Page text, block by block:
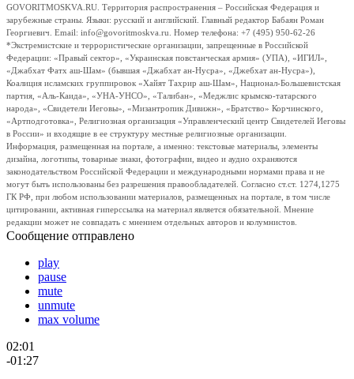
GOVORITMOSKVA.RU. Территория распространения – Российская Федерация и
зарубежные страны. Языки: русский и английский. Главный редактор Бабаян Роман
Георгиевич. Email: info@govoritmoskva.ru. Номер телефона: +7 (495) 950-62-26
*Экстремистские и террористические организации, запрещенные в Российской
Федерации: «Правый сектор», «Украинская повстанческая армия» (УПА), «ИГИЛ»,
«Джабхат Фатх аш-Шам» (бывшая «Джабхат ан-Нусра», «Джебхат ан-Нусра»),
Коалиция исламских группировок «Хайят Тахрир аш-Шам», Национал-Большевистская
партия, «Аль-Каида», «УНА-УНСО», «Талибан», «Меджлис крымско-татарского
народа», «Свидетели Иеговы», «Мизантропик Дивижн», «Братство» Корчинского,
«Артподготовка», Религиозная организация «Управленческий центр Свидетелей Иеговы
в России» и входящие в ее структуру местные религиозные организации.
Информация, размещенная на портале, а именно: текстовые материалы, элементы
дизайна, логотипы, товарные знаки, фотографии, видео и аудио охраняются
законодательством Российской Федерации и международными нормами права и не
могут быть использованы без разрешения правообладателей. Согласно ст.ст. 1274,1275
ГК РФ, при любом использовании материалов, размещенных на портале, в том числе
цитировании, активная гиперссылка на материал является обязательной. Мнение
редакции может не совпадать с мнением отдельных авторов и колумнистов.
Сообщение отправлено
play
pause
mute
unmute
max volume
02:01
-01:27